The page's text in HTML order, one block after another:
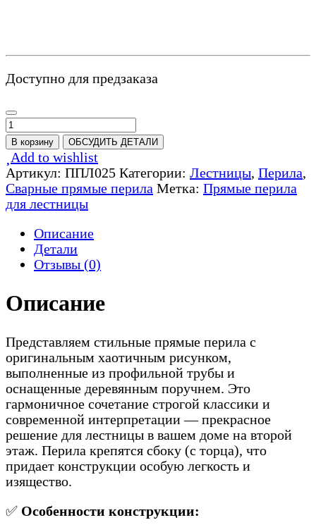
Доступно для предзаказа
Количество
товара
Перила
прямые
с
геометрией
-
ППЛ025
В корзину ОБСУДИТЬ ДЕТАЛИ
Add to wishlist
Артикул: ППЛ025 Категории: Лестницы, Перила,
Сварные прямые перила Метка: Прямые перила
для лестницы
Описание
Детали
Отзывы (0)
Описание
Представляем стильные прямые перила с
оригинальным хаотичным рисунком,
выполненные из профильной трубы и
оснащенные деревянным поручнем. Это
гармоничное сочетание строгой классики и
современной интерпретации — прекрасное
решение для лестницы в вашем доме на второй
этаж. Перила крепятся сбоку (с торца), что
придает конструкции особую легкость и
изящество.
✅ Особенности конструкции: